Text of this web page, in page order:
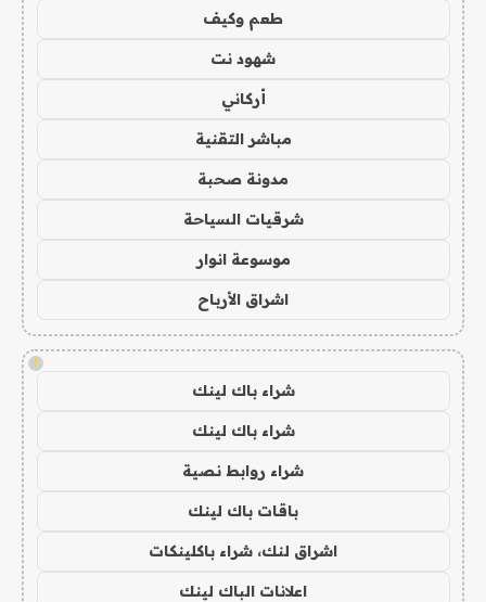
طعم وكيف
شهود نت
أركاني
مباشر التقنية
مدونة صحبة
شرقيات السياحة
موسوعة انوار
اشراق الأرباح
!
شراء باك لينك
شراء باك لينك
شراء روابط نصية
باقات باك لينك
اشراق لنك، شراء باكلينكات
اعلانات الباك لينك